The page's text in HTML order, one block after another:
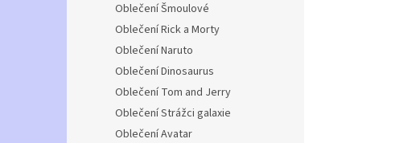
Oblečení Šmoulové
Oblečení Rick a Morty
Oblečení Naruto
Oblečení Dinosaurus
Oblečení Tom and Jerry
Oblečení Strážci galaxie
Oblečení Avatar